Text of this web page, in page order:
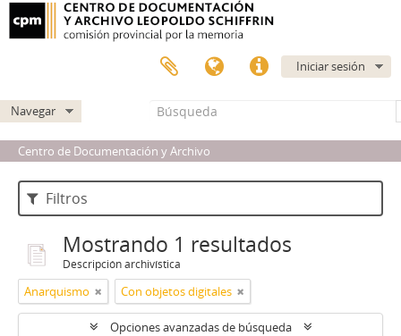
Iniciar sesión
Navegar
Centro de Documentación y Archivo
Filtros
Mostrando 1 resultados
Descripción archivística
Anarquismo Con objetos digitales
Opciones avanzadas de búsqueda